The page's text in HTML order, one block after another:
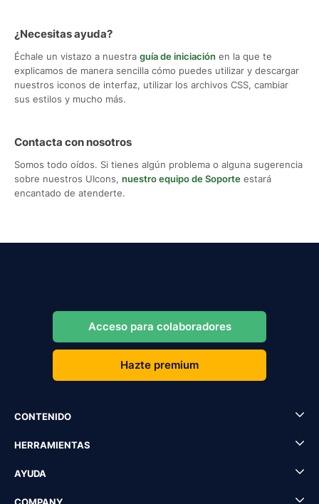
¿Necesitas ayuda?
Échale un vistazo a nuestra guía de iniciación en la que te
explicamos de manera sencilla cómo puedes utilizar y descargar
nuestros iconos de interfaz, utilizar los archivos CSS, cambiar
sus estilos y mucho más.
Contacta con nosotros
Somos todo oídos. Si tienes algún problema o alguna sugerencia
sobre nuestros UIcons, nuestro equipo de Soporte estará
encantado de atenderte.
Acceso para colaboradores
Hazte premium
CONTENIDO
HERRAMIENTAS
AYUDA